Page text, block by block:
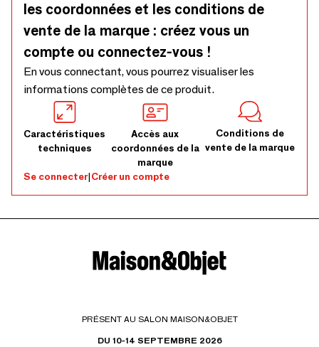
les coordonnées et les conditions de
vente de la marque : créez vous un
compte ou connectez-vous !
En vous connectant, vous pourrez visualiser les
informations complètes de ce produit.
Caractéristiques
techniques
Accès aux
coordonnées de la
marque
Conditions de
vente de la marque
Se connecter|Créer un compte
PRÉSENT AU SALON MAISON&OBJET
DU 10-14 SEPTEMBRE 2026